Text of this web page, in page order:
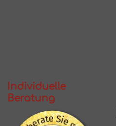
Individuelle
Beratung